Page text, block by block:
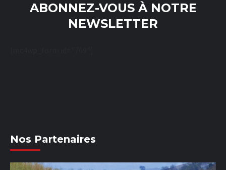
ABONNEZ-VOUS À NOTRE
NEWSLETTER
Nos Partenaires